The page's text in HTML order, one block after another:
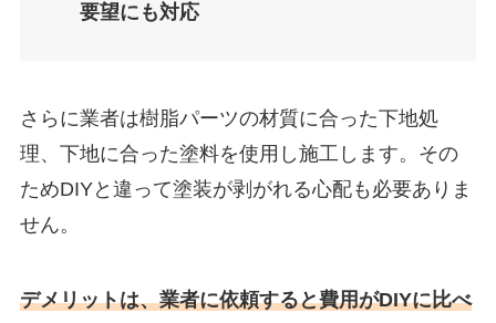
要望にも対応
さらに業者は樹脂パーツの材質に合った下地処
理、下地に合った塗料を使用し施工します。 その
ためDIYと違って塗装が剥がれる心配も必要ありま
せん。
デメリットは、業者に依頼すると費用がDIYに比べ